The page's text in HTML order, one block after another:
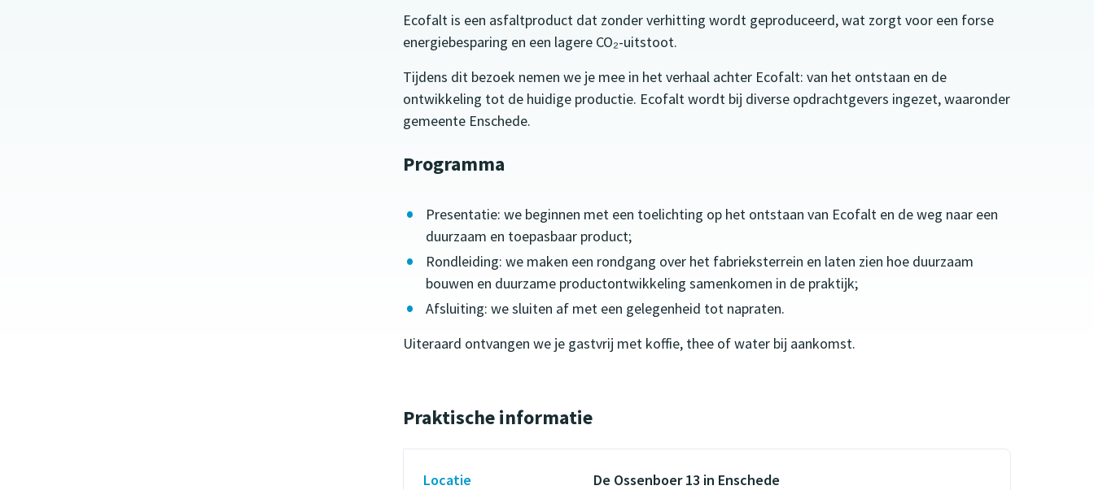
Ecofalt is een asfaltproduct dat zonder verhitting wordt geproduceerd, wat zorgt voor een forse
energiebesparing en een lagere CO₂-uitstoot.
Tijdens dit bezoek nemen we je mee in het verhaal achter Ecofalt: van het ontstaan en de
ontwikkeling tot de huidige productie. Ecofalt wordt bij diverse opdrachtgevers ingezet, waaronder
gemeente Enschede.
Programma
Presentatie: we beginnen met een toelichting op het ontstaan van Ecofalt en de weg naar een
duurzaam en toepasbaar product;
Rondleiding: we maken een rondgang over het fabrieksterrein en laten zien hoe duurzaam
bouwen en duurzame productontwikkeling samenkomen in de praktijk;
Afsluiting: we sluiten af met een gelegenheid tot napraten.
Uiteraard ontvangen we je gastvrij met koffie, thee of water bij aankomst.
Praktische informatie
Locatie
De Ossenboer 13 in Enschede